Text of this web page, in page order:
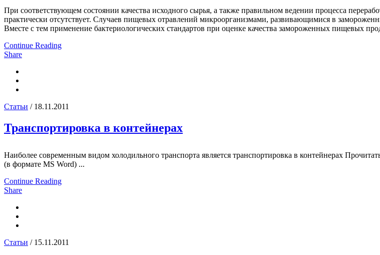
При соответствующем состоянии качества исходного сырья, а также правильном ведении процесса
практически отсутствует. Случаев пищевых отравлений микроорганизмами, развивающимися в
Вместе с тем применение бактериологических стандартов при оценке качества замороженных пищевых
Continue Reading
Share
Статьи / 18.11.2011
Транспортировка в контейнерах
Наиболее современным видом холодильного транспорта является транспортировка в контейнерах
(в формате MS Word) ...
Continue Reading
Share
Статьи / 15.11.2011